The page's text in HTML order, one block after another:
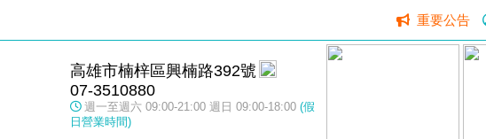
重要公告
高雄市楠梓區興楠路392號
07-3510880
週一至週六 09:00-21:00 週日 09:00-18:00 (假
日營業時間)